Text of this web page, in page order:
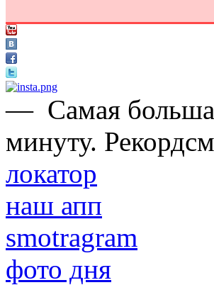
— Самая
минуту.
локатор
наш апп
smotragram
фото дня